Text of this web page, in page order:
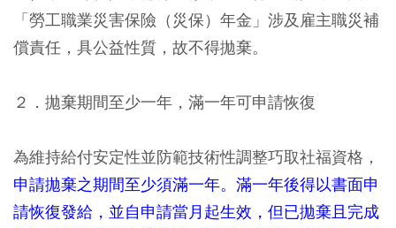
「勞工職業災害保險（災保）年金」涉及雇主職災補
償責任，具公益性質，故不得拋棄。
２．拋棄期間至少一年，滿一年可申請恢復
為維持給付安定性並防範技術性調整巧取社福資格，
申請拋棄之期間至少須滿一年。滿一年後得以書面申
請恢復發給，並自申請當月起生效，但已拋棄且完成